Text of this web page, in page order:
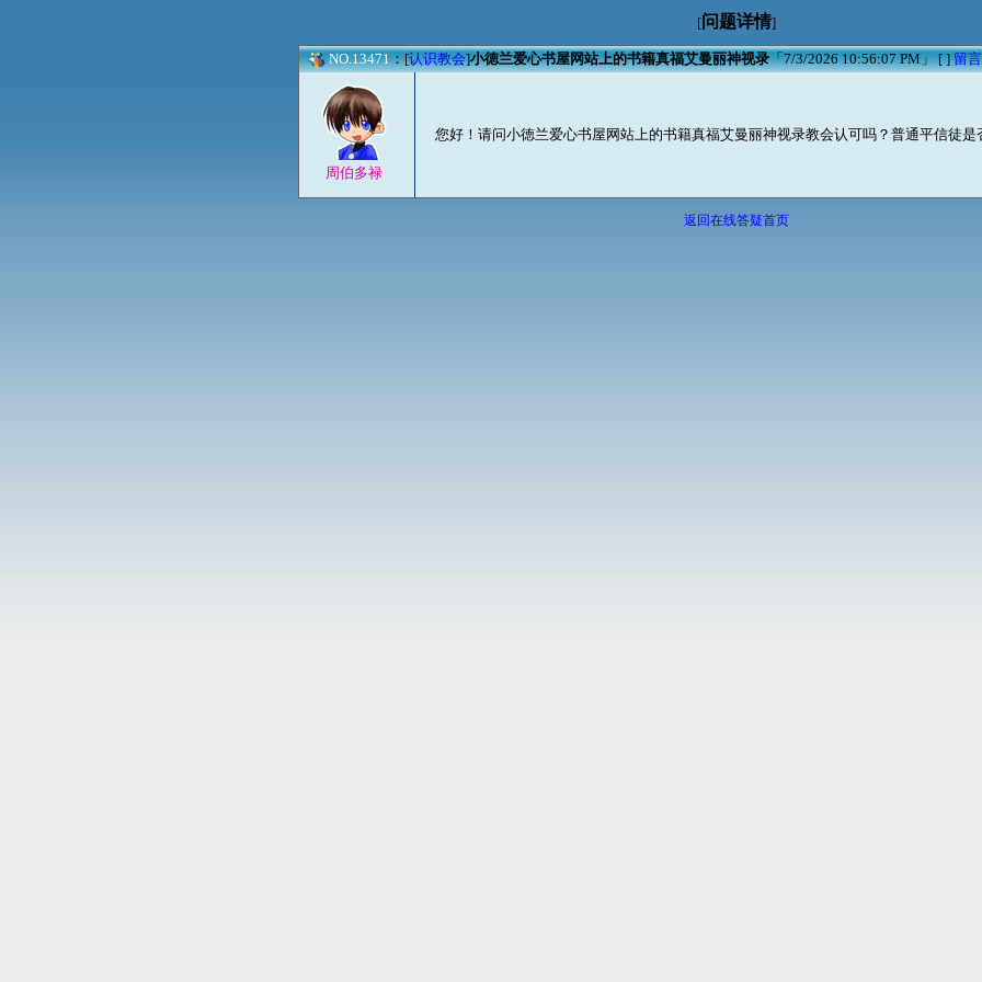
[问题详情]
NO.13471：[认识教会]小徳兰爱心书屋网站上的书籍真福艾曼丽神视录「7/3/2026 10:56:07 PM」 []留言
周伯多禄
您好！请问小徳兰爱心书屋网站上的书籍真福艾曼丽神视录教会认可吗？普通平信徒是
返回在线答疑首页